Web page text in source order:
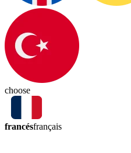
choose
francésfrançais